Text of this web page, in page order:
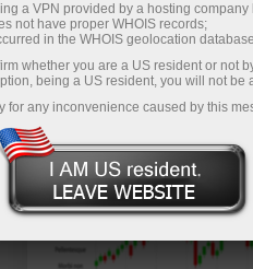
Daily
a VPN provided by a hosting
not have proper WHOIS records;
in the WHOIS geolocation
whether you are a US resident or not
being a US resident, you will not
for any inconvenience caused by this